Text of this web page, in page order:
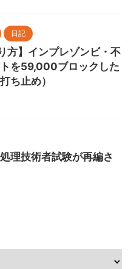
日記
方】インプレゾンビ・不
を59,000ブロックした
ち止め）
理技術者試験が再編さ